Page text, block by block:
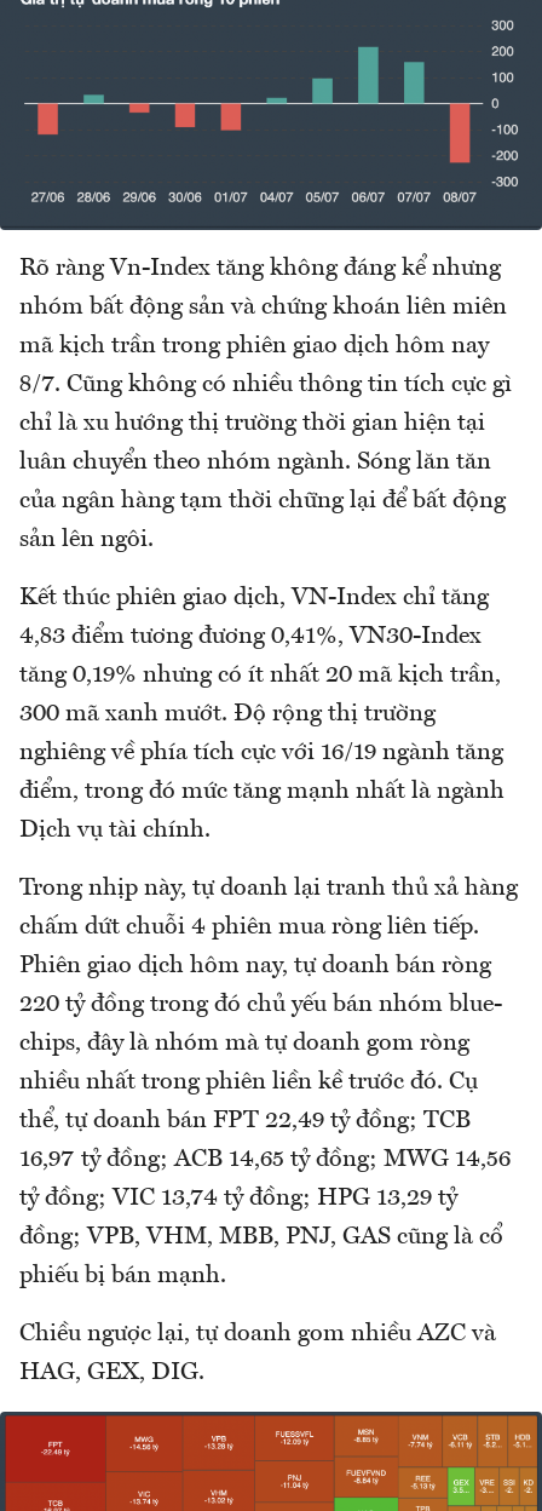
Rõ ràng Vn-Index tăng không đáng kể nhưng
nhóm bất động sản và chứng khoán liên miên
mã kịch trần trong phiên giao dịch hôm nay
8/7. Cũng không có nhiều thông tin tích cực gì
chỉ là xu hướng thị trường thời gian hiện tại
luân chuyển theo nhóm ngành. Sóng lăn tăn
của ngân hàng tạm thời chững lại để bất động
sản lên ngôi.
Kết thúc phiên giao dịch, VN-Index chỉ tăng
4,83 điểm tương đương 0,41%, VN30-Index
tăng 0,19% nhưng có ít nhất 20 mã kịch trần,
300 mã xanh mướt. Độ rộng thị trường
nghiêng về phía tích cực với 16/19 ngành tăng
điểm, trong đó mức tăng mạnh nhất là ngành
Dịch vụ tài chính.
Trong nhịp này, tự doanh lại tranh thủ xả hàng
chấm dứt chuỗi 4 phiên mua ròng liên tiếp.
Phiên giao dịch hôm nay, tự doanh bán ròng
220 tỷ đồng trong đó chủ yếu bán nhóm blue-
chips, đây là nhóm mà tự doanh gom ròng
nhiều nhất trong phiên liền kề trước đó. Cụ
thể, tự doanh bán FPT 22,49 tỷ đồng; TCB
16,97 tỷ đồng; ACB 14,65 tỷ đồng; MWG 14,56
tỷ đồng; VIC 13,74 tỷ đồng; HPG 13,29 tỷ
đồng; VPB, VHM, MBB, PNJ, GAS cũng là cổ
phiếu bị bán mạnh.
Chiều ngược lại, tự doanh gom nhiều AZC và
HAG, GEX, DIG.